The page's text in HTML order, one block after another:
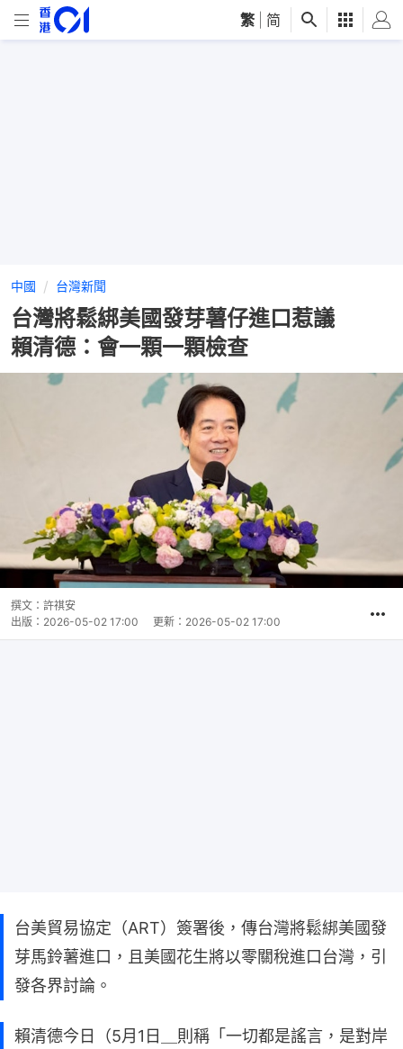
繁 简
中國 台灣新聞
台灣將鬆綁美國發芽薯仔進口惹議
賴清德：會一顆一顆檢查
撰文： 許祺安
出版： 2026-05-02 17:00 更新： 2026-05-02 17:00
台美貿易協定（ART）簽署後，傳台灣將鬆綁美國發
芽馬鈴薯進口，且美國花生將以零關稅進口台灣，引
發各界討論。
賴清德今日（5月1日＿則稱「一切都是謠言，是對岸